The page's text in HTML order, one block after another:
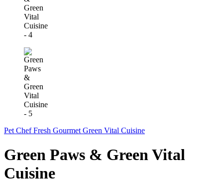
Pet Chef Fresh Gourmet Green Vital Cuisine
Green Paws & Green Vital
Cuisine